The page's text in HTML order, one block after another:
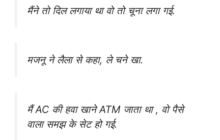
मैंने तो दिल लगाया था वो तो चूना लगा गई.
मजनू ने लैला से कहा, ले चने खा.
मैं AC की हवा खाने ATM जाता था , वो पैसे
वाला समझ के सेट हो गई.